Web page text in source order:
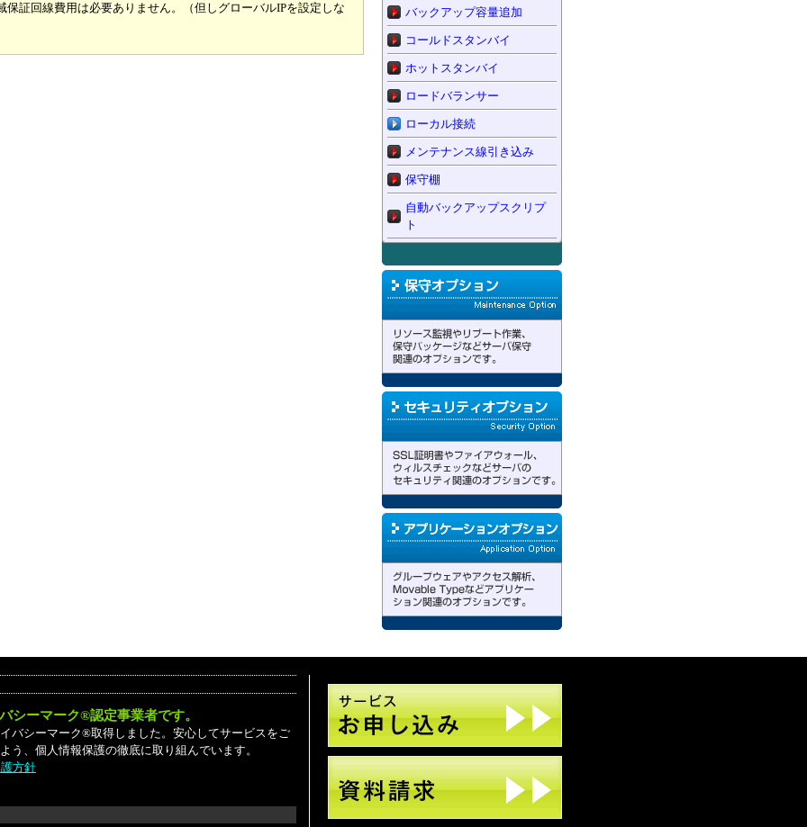
保証回線費用は必要ありません。（但しグローバルIPを設定しな バックアップ容量追加
コールドスタンバイ
ホットスタンバイ
ロードバランサー
ローカル接続
メンテナンス線引き込み
保守棚
自動バックアップスクリプ
ト
シーマーク®認定事業者です。
バシーマーク®取得しました。安心してサービスをご
う、個人情報保護の徹底に取り組んでいます。
方針